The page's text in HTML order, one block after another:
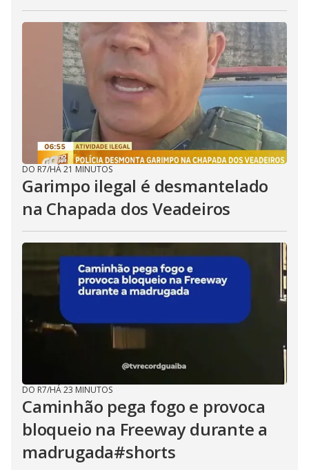
DO R7/HÁ 21 MINUTOS
Garimpo ilegal é desmantelado
na Chapada dos Veadeiros
DO R7/HÁ 23 MINUTOS
Caminhão pega fogo e provoca
bloqueio na Freeway durante a
madrugada#shorts